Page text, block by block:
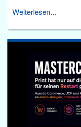
Weiterlesen...